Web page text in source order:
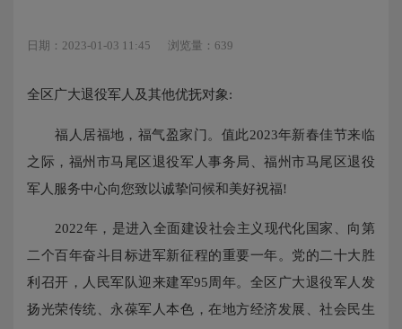
日期：2023-01-03 11:45 浏览量：639
全区广大退役军人及其他优抚对象:
福人居福地，福气盈家门。值此2023年新春佳节来临
之际，福州市马尾区退役军人事务局、福州市马尾区退役
军人服务中心向您致以诚挚问候和美好祝福!
2022年，是进入全面建设社会主义现代化国家、向第
二个百年奋斗目标进军新征程的重要一年。党的二十大胜
利召开，人民军队迎来建军95周年。全区广大退役军人发
扬光荣传统、永葆军人本色，在地方经济发展、社会民生